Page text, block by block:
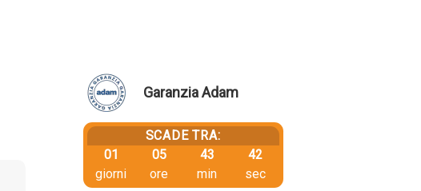
Garanzia Adam
SCADE TRA:
01
giorni
05
ore
43
min
42
sec